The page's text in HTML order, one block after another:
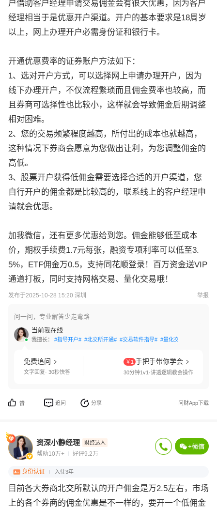
户借助客户经理申请交易佣金会有很大优惠，因为客户
经理相当于是优惠开户渠道。开户的基本要求是18周岁
以上，网上办理开户必需身份证和银行卡。
开通优惠费率的证券账户方法如下：
1、选对开户方式，可以选择网上申请办理开户，因为
线下办理开户，不仅流程繁琐而且佣金费率也较高，而
且券商可选择性也比较小，这样就会导致佣金后期调整
相对困难。
2、您的交易频繁程度越高，所付出的成本也就越高，
这种情况下券商会愿意为您做出让利，为您调整佣金的
高低。
3、股票开户获得低佣金需要选择合适的开户渠道，您
自行开户的佣金都是比较高的，联系线上的客户经理申
请就会优惠。
加我微信，还有更多优惠给到您。佣金能够低至成本
价，期权手续费1.7元每张，融资专项利率可以低至3.
5%，ETF佣金万0.5，支持同花顺登录！百万资金送VIP
通道打板，同时支持网格交易、量化交易哦！
发布于2025-10-28 15:20 深圳 举报
问一问，专业解答少走弯路
当前我在线
我擅长： #指导开户# #北交所开通# #交易软件指导# #量化交易#
免费追问
文字回复· 30秒快答
￥1 手把手带你学会
30分钟1v1·讲透逻辑教会操作
赞 追问 分享 问财App下载
资深小静经理 财经达人
帮助10万+ 好评9.2万
身份认证 入驻3年
目前各大券商北交所默认的开户佣金是万2.5左右，市场
上的各个券商的佣金优惠是不一样的，要开一个低佣金